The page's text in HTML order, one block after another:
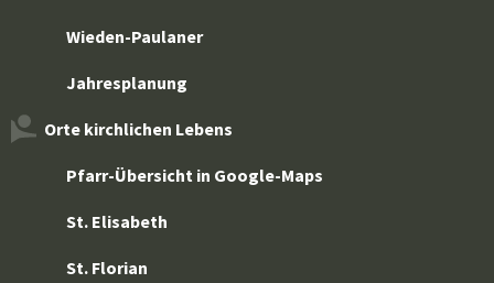
Wieden-Paulaner
Jahresplanung
Orte kirchlichen Lebens
Pfarr-Übersicht in Google-Maps
St. Elisabeth
St. Florian